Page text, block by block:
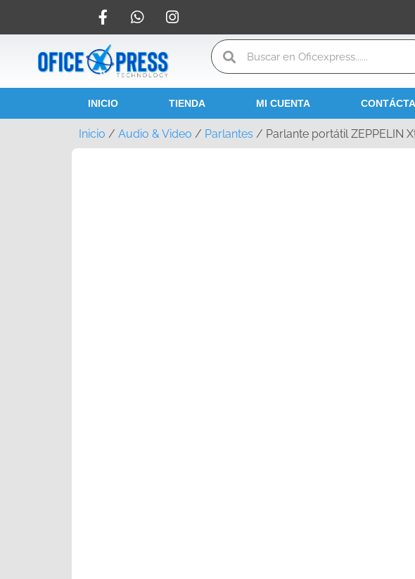
INICIO TIENDA MI CUENTA
Inicio / Audio & Video / Parlantes / Parlante portátil ZEPPELIN